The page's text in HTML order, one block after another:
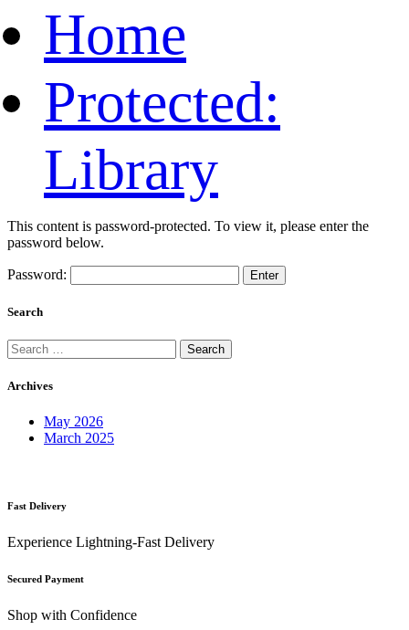
Home
Protected:
Library
This content is password-protected. To view it, please enter the
password below.
Password:
Search
Search
for:
Archives
May 2026
March 2025
Fast Delivery
Experience Lightning-Fast Delivery
Secured Payment
Shop with Confidence